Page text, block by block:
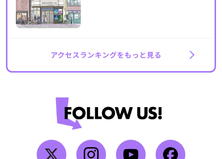
アクセスランキングをもっと見る